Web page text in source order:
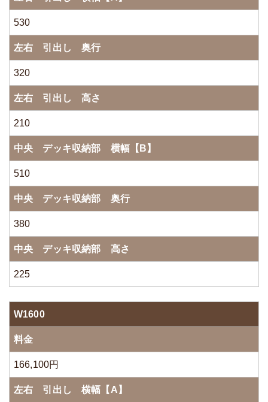
530
左右 引出し 奥行
320
左右 引出し 高さ
210
中央 デッキ収納部 横幅【B】
510
中央 デッキ収納部 奥行
380
中央 デッキ収納部 高さ
225
W1600
料金
166,100円
左右 引出し 横幅【A】